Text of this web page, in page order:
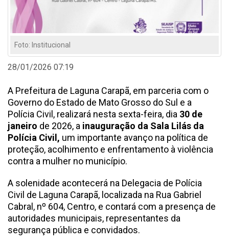
Foto: Institucional
28/01/2026 07:19
A Prefeitura de Laguna Carapã, em parceria com o
Governo do Estado de Mato Grosso do Sul e a
Polícia Civil, realizará nesta sexta-feira, dia 30 de
janeiro de 2026, a inauguração da Sala Lilás da
Polícia Civil, um importante avanço na política de
proteção, acolhimento e enfrentamento à violência
contra a mulher no município.
A solenidade acontecerá na Delegacia de Polícia
Civil de Laguna Carapã, localizada na Rua Gabriel
Cabral, nº 604, Centro, e contará com a presença de
autoridades municipais, representantes da
segurança pública e convidados.